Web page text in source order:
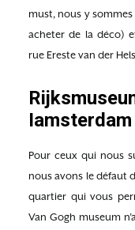
must, nous y
acheter de la déco)
rue Ereste van der
Iamsterdam
Pour ceux qui nous
nous avons le défaut
quartier qui vous
Van Gogh museum